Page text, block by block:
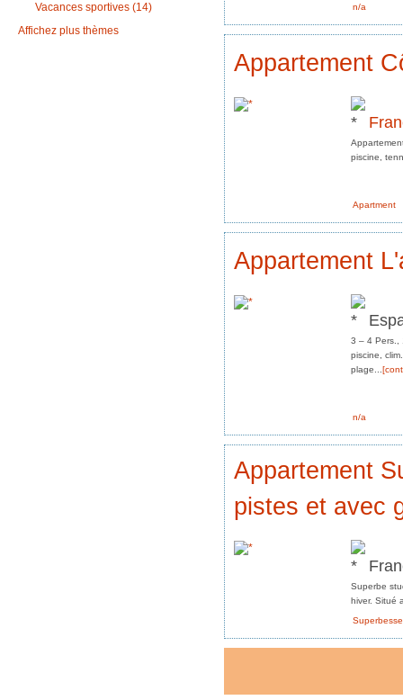
Vacances sportives (14)
Affichez plus thèmes
n/a
Appartement
piscine,
Apartment
Appartement
3 – 4 Pers.,
piscine,
plage...
n/a
Appartement
pistes et avec
Superbe
hiver. Situé
Superbesse